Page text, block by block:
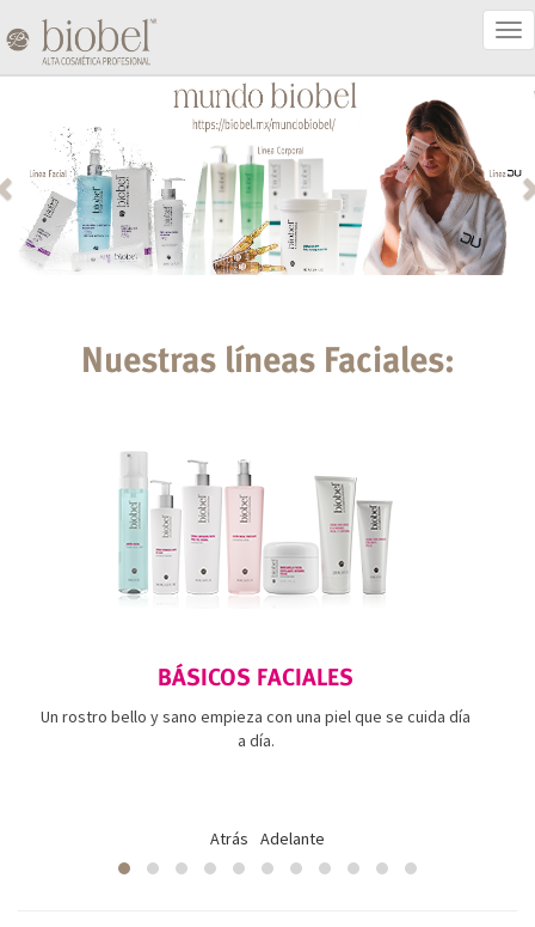
Nuestras líneas Faciales:
BÁSICOS FACIALES
Un rostro bello y sano empieza con una piel que se cuida día
a día.
Atrás Adelante